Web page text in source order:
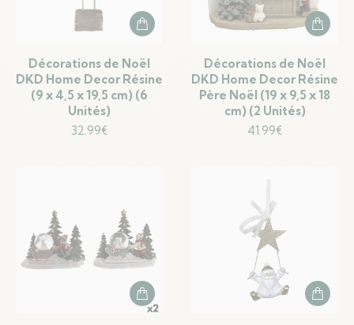
Décorations de Noël
DKD Home Decor Résine
(9 x 4,5 x 19,5 cm) (6
Unités)
32.99€
Décorations de Noël
DKD Home Decor Résine
Père Noël (19 x 9,5 x 18
cm) (2 Unités)
41.99€